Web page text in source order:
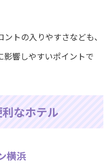
トの入りやすさなども、
影響しやすいポイントで
なホテル
横浜